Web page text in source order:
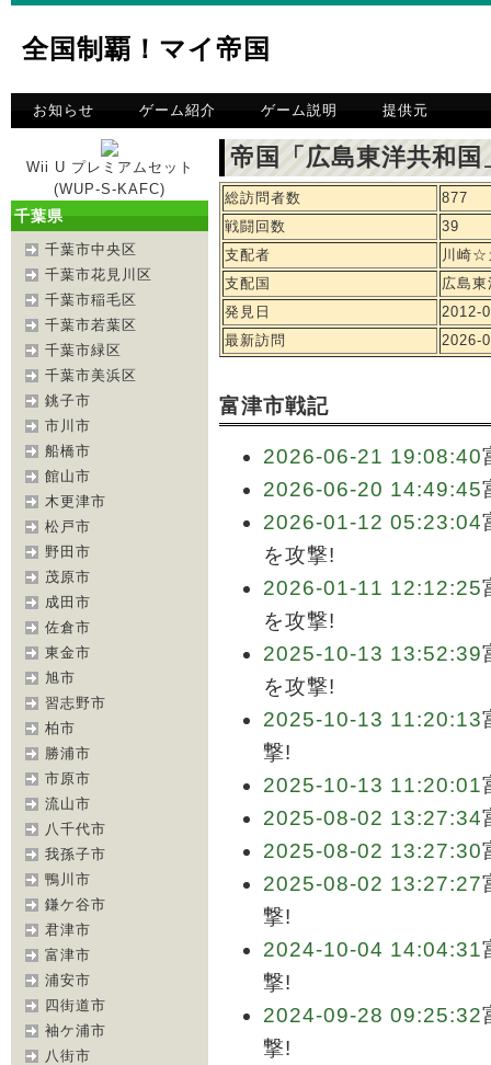
全国制覇！マイ帝国
お知らせ ゲーム紹介 ゲーム説明 提供元
Wii U プレミアムセット
(WUP-S-KAFC)
千葉県
千葉市中央区
千葉市花見川区
千葉市稲毛区
千葉市若葉区
千葉市緑区
千葉市美浜区
銚子市
市川市
船橋市
館山市
木更津市
松戸市
野田市
茂原市
成田市
佐倉市
東金市
旭市
習志野市
柏市
勝浦市
市原市
流山市
八千代市
我孫子市
鴨川市
鎌ケ谷市
君津市
富津市
浦安市
四街道市
袖ケ浦市
八街市
帝国「広島東洋共和
総訪問者数
877
戦闘回数
39
支配者
川崎☆
支配国
広島
発見日
2012-
最新訪問
2026-
富津市戦記
2026-06-21 19:08:40
2026-06-20 14:49:45
2026-01-12 05:23:04
を攻撃!
2026-01-11 12:12:25
を攻撃!
2025-10-13 13:52:39
を攻撃!
2025-10-13 11:20:13
撃!
2025-10-13 11:20:01
2025-08-02 13:27:34
2025-08-02 13:27:30
2025-08-02 13:27:27
撃!
2024-10-04 14:04:31
撃!
2024-09-28 09:25:32
撃!